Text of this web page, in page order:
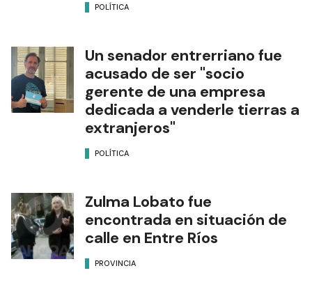
POLÍTICA
Un senador entrerriano fue
acusado de ser "socio
gerente de una empresa
dedicada a venderle tierras a
extranjeros"
POLÍTICA
Zulma Lobato fue
encontrada en situación de
calle en Entre Ríos
PROVINCIA